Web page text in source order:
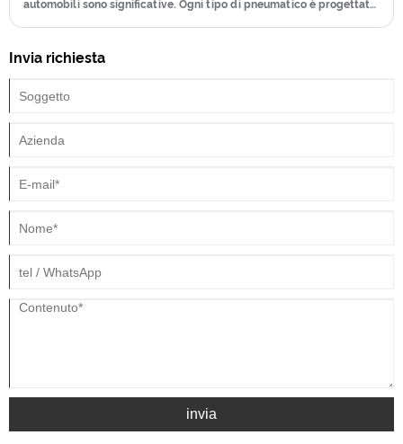
automobili sono significative. Ogni tipo di pneumatico è progettato
queste differenze è cruciale sia per i proprietari di motociclette che
selezione e la manutenzione dei pneumatici.
Invia richiesta
invia